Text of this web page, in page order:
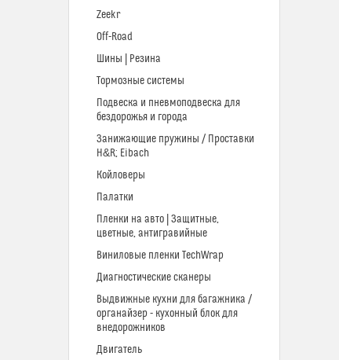
Zeekr
Off-Road
Шины | Резина
Тормозные системы
Подвеска и пневмоподвеска для
бездорожья и города
Занижающие пружины / Проставки
H&R; Eibach
Койловеры
Палатки
Пленки на авто | Защитные,
цветные, антигравийные
Виниловые пленки TechWrap
Диагностические сканеры
Выдвижные кухни для багажника /
органайзер - кухонный блок для
внедорожников
Двигатель